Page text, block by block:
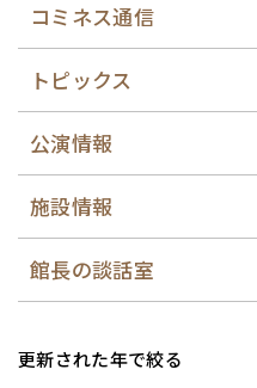
コミネス通信
トピックス
公演情報
施設情報
館長の談話室
更新された年で絞る